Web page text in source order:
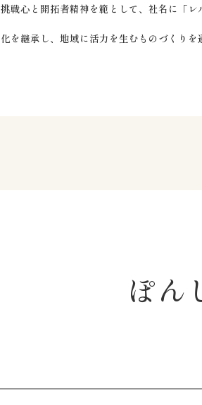
戦心と開拓者精神を範として、社名に「レ
を継承し、地域に活力を生むものづくりを
ぽん